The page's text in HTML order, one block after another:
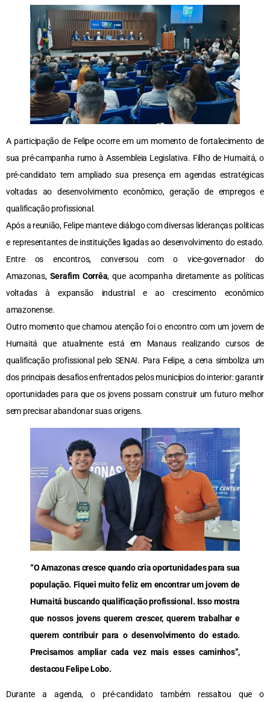
A participação de Felipe ocorre em um momento de fortalecimento de
sua pré-campanha rumo à Assembleia Legislativa. Filho de Humaitá, o
pré-candidato tem ampliado sua presença em agendas estratégicas
voltadas ao desenvolvimento econômico, geração de empregos e
qualificação profissional.
Após a reunião, Felipe manteve diálogo com diversas lideranças políticas
e representantes de instituições ligadas ao desenvolvimento do estado.
Entre os encontros, conversou com o vice-governador do
Amazonas, Serafim Corrêa, que acompanha diretamente as políticas
voltadas à expansão industrial e ao crescimento econômico
amazonense.
Outro momento que chamou atenção foi o encontro com um jovem de
Humaitá que atualmente está em Manaus realizando cursos de
qualificação profissional pelo SENAI. Para Felipe, a cena simboliza um
dos principais desafios enfrentados pelos municípios do interior: garantir
oportunidades para que os jovens possam construir um futuro melhor
sem precisar abandonar suas origens.
“O Amazonas cresce quando cria oportunidades para sua
população. Fiquei muito feliz em encontrar um jovem de
Humaitá buscando qualificação profissional. Isso mostra
que nossos jovens querem crescer, querem trabalhar e
querem contribuir para o desenvolvimento do estado.
Precisamos ampliar cada vez mais esses caminhos”,
destacou Felipe Lobo.
Durante a agenda, o pré-candidato também ressaltou que o